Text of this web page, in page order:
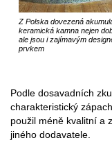
Z Polska dovezená
keramická kamna nejen
ale jsou i zajímavým
prvkem
Podle dosavadních
charakteristický
použil méně kvalitní a
jiného dodavatele.